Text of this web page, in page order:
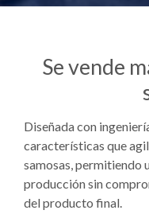
Se vende
Diseñada con
características que
samosas, permitiendo
producción sin
del producto final.